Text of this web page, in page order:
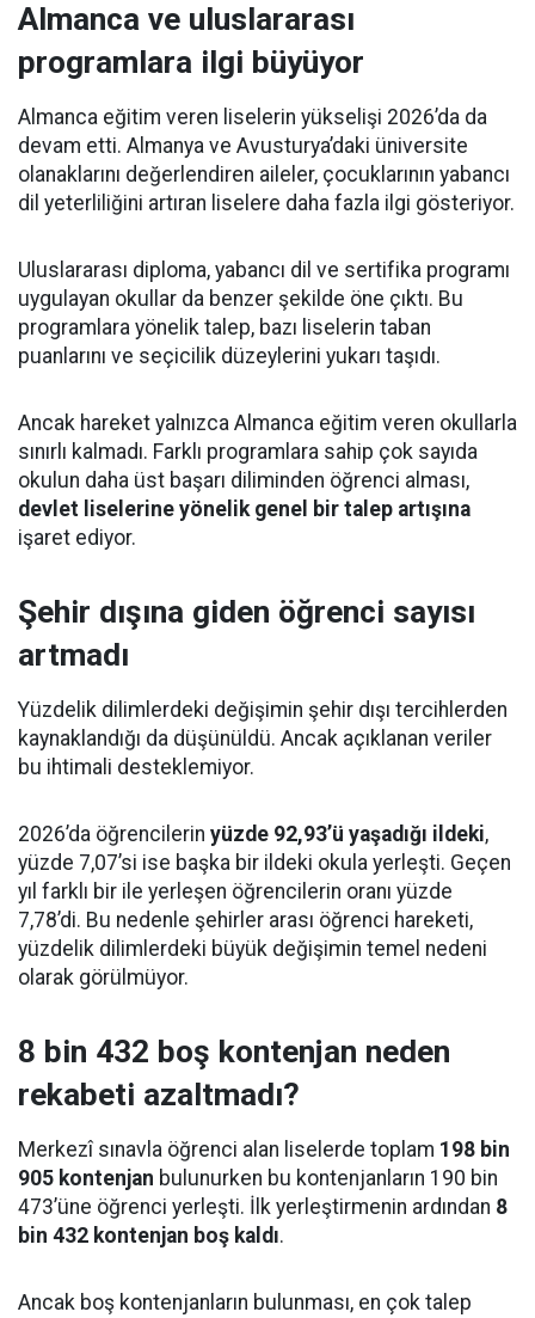
Almanca ve uluslararası
programlara ilgi büyüyor
Almanca eğitim veren liselerin yükselişi 2026’da da
devam etti. Almanya ve Avusturya’daki üniversite
olanaklarını değerlendiren aileler, çocuklarının yabancı
dil yeterliliğini artıran liselere daha fazla ilgi gösteriyor.
Uluslararası diploma, yabancı dil ve sertifika programı
uygulayan okullar da benzer şekilde öne çıktı. Bu
programlara yönelik talep, bazı liselerin taban
puanlarını ve seçicilik düzeylerini yukarı taşıdı.
Ancak hareket yalnızca Almanca eğitim veren okullarla
sınırlı kalmadı. Farklı programlara sahip çok sayıda
okulun daha üst başarı diliminden öğrenci alması,
devlet liselerine yönelik genel bir talep artışına
işaret ediyor.
Şehir dışına giden öğrenci sayısı
artmadı
Yüzdelik dilimlerdeki değişimin şehir dışı tercihlerden
kaynaklandığı da düşünüldü. Ancak açıklanan veriler
bu ihtimali desteklemiyor.
2026’da öğrencilerin yüzde 92,93’ü yaşadığı ildeki,
yüzde 7,07’si ise başka bir ildeki okula yerleşti. Geçen
yıl farklı bir ile yerleşen öğrencilerin oranı yüzde
7,78’di. Bu nedenle şehirler arası öğrenci hareketi,
yüzdelik dilimlerdeki büyük değişimin temel nedeni
olarak görülmüyor.
8 bin 432 boş kontenjan neden
rekabeti azaltmadı?
Merkezî sınavla öğrenci alan liselerde toplam 198 bin
905 kontenjan bulunurken bu kontenjanların 190 bin
473’üne öğrenci yerleşti. İlk yerleştirmenin ardından 8
bin 432 kontenjan boş kaldı.
Ancak boş kontenjanların bulunması, en çok talep